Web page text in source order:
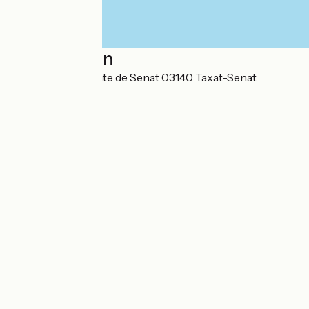
Localisation
La Boule - 104 route de Senat 03140 Taxat-Senat